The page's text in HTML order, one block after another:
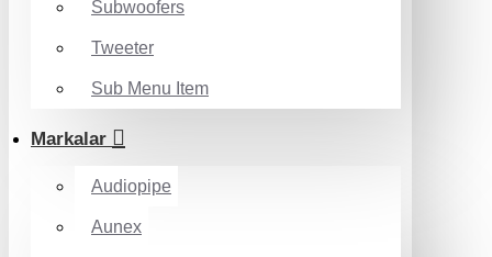
Subwoofers
Tweeter
Sub Menu Item
Markalar
Audiopipe
Aunex